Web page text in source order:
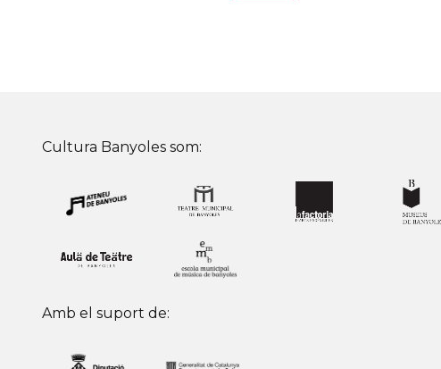
Cultura Banyoles som:
Amb el suport de: